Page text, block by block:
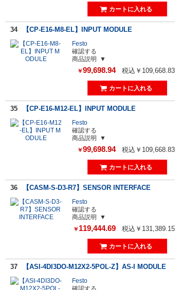
34 【CP-E16-M8-EL】INPUT MODULE
Festo
確認する
商品説明
￥99,698.94 税込￥109,668.83
35 【CP-E16-M12-EL】INPUT MODULE
Festo
確認する
商品説明
￥99,698.94 税込￥109,668.83
36 【CASM-S-D3-R7】SENSOR INTERFACE
Festo
確認する
商品説明
￥ 119,444.69 税込￥131,389.15
37 【ASI-4DI3DO-M12X2-5POL-Z】AS-I MODULE
Festo
確認する